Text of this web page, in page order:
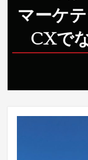
マーケテ
CXで